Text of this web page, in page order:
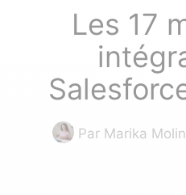
Les 17
Par Marika